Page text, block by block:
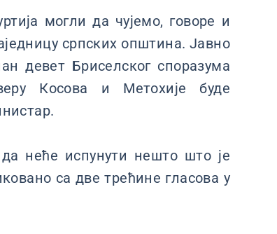
могли да чујемо, говоре и
српских општина. Јавно
девет Бриселског споразума
Косова и Метохије буде
неће испунути нешто што је
са две трећине гласова у